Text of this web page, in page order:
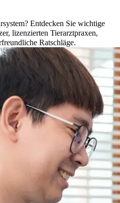
Entdecken Sie wichtige
lizenzierten Tierarztpraxen,
Ratschläge.